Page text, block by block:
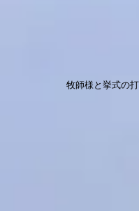
牧師様と挙式の